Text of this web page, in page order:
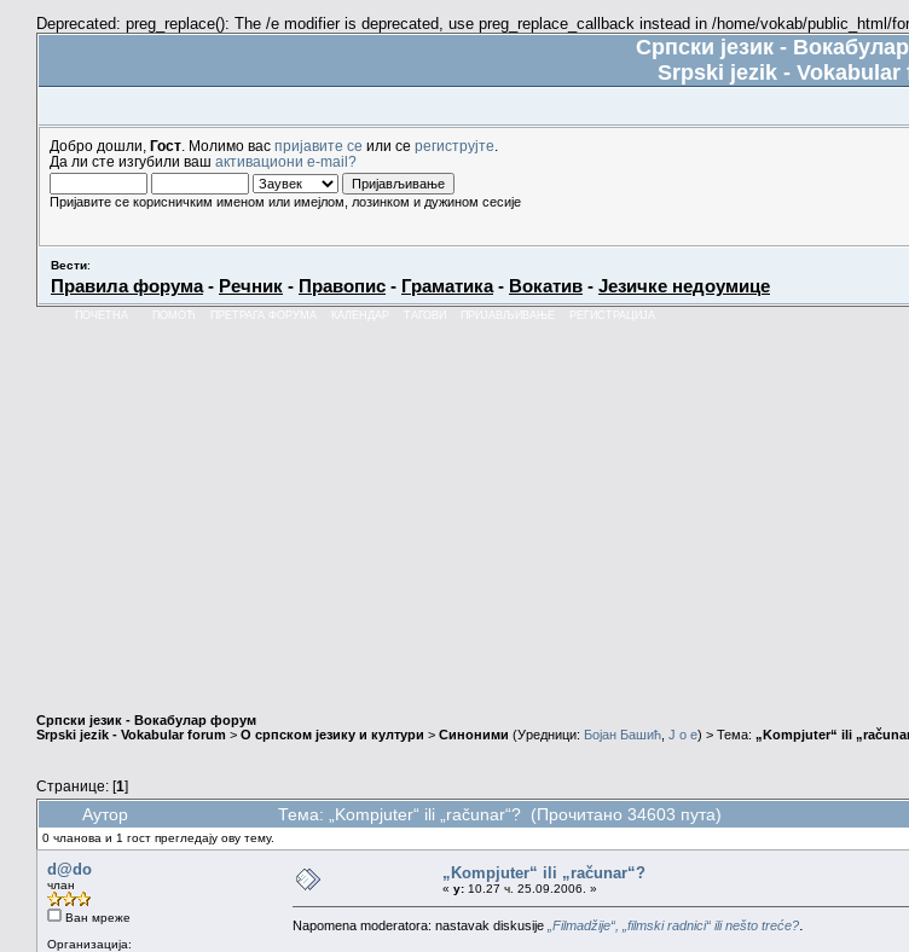
Deprecated: preg_replace(): The /e modifier is deprecated, use preg_replace_callback instead in /home/vokab/public_html/
Српски језик -
Srpski jezik - Vokabular
Добро дошли, Гост . Молимо вас пријавите се или се региструјте
Да ли сте изгубили ваш активациони e-mail?
Пријавите се корисничким именом или имејлом, лозинком и дужином сесије
Вести:
Правила форума- Речник - Правопис - Граматика- Вокатив - Језичке недоумице
КАЛЕНДАР
Српски језик - Вокабулар форум
Srpski jezik - Vokabular forum > О српском језику и култури > Синоними (Уредници: Бојан Башић J o e) > Тема: „Kompjuter“ ili
Странице: [1]
Аутор Тема: „Kompjuter“ ili „računar“? (Прочитано 34603 пута)
0 чланова и 1 гост прегледају ову тему.
d@do
члан
Ван мреже
Организација:
„Kompjuter“ ili „računar“?
« у: 10.27 ч. 25.09.2006. »
Napomena moderatora: nastavak diskusije „Filmadžije“, „filmski radnici“ ili nešto treće?